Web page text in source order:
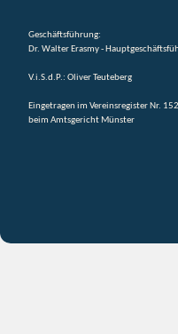
Geschäftsführung:
Dr. Walter Erasmy -
V.i.S.d.P.: Oliver Teuteberg
Eingetragen im Vereinsregister Nr.
beim Amtsgericht Münster